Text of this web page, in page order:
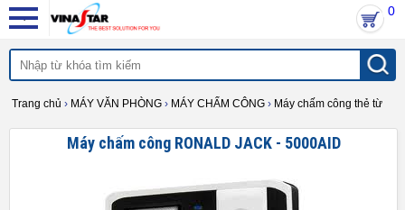
0
Trang chủ › MÁY VĂN PHÒNG › MÁY CHẤM CÔNG › Máy chấm công thẻ từ
Máy chấm công RONALD JACK - 5000AID